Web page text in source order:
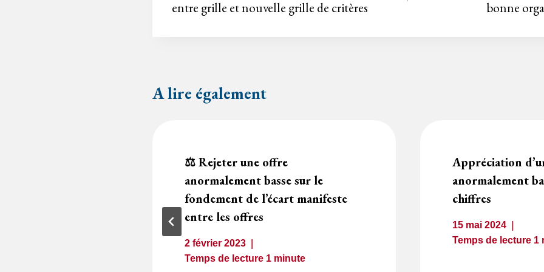
l’article
entre grille et nouvelle grille de critères
bonne
A lire également
⚖️ Rejeter une offre
anormalement basse sur le
fondement de l’écart manifeste
entre les offres
2 février 2023
Temps de lecture 1 minute
Appréciation
anormalement
chiffres
15 mai 2024
Temps de lecture 1